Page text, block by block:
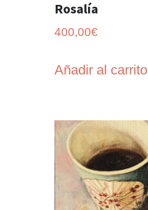
Rosalía
400,00€
Añadir al carrito